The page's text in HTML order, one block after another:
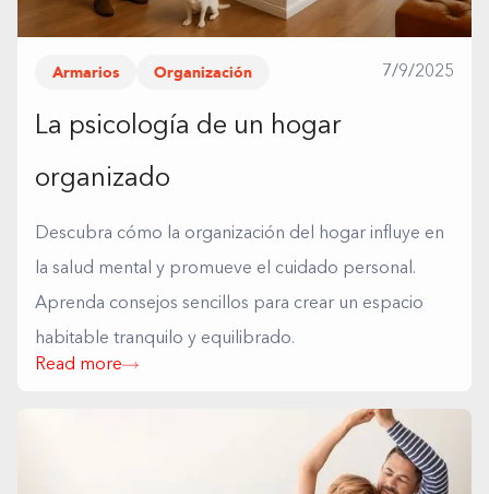
Armarios Organización 7/9/2025
La psicología de un hogar
organizado
Descubra cómo la organización del hogar influye en
la salud mental y promueve el cuidado personal.
Aprenda consejos sencillos para crear un espacio
habitable tranquilo y equilibrado.
Read more